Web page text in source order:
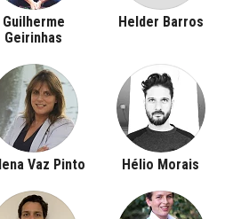
Guilherme
Geirinhas
Helder Barros
Vaz Pinto Hélio Morais